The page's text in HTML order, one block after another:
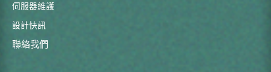
伺服器維護
設計快訊
聯絡我們